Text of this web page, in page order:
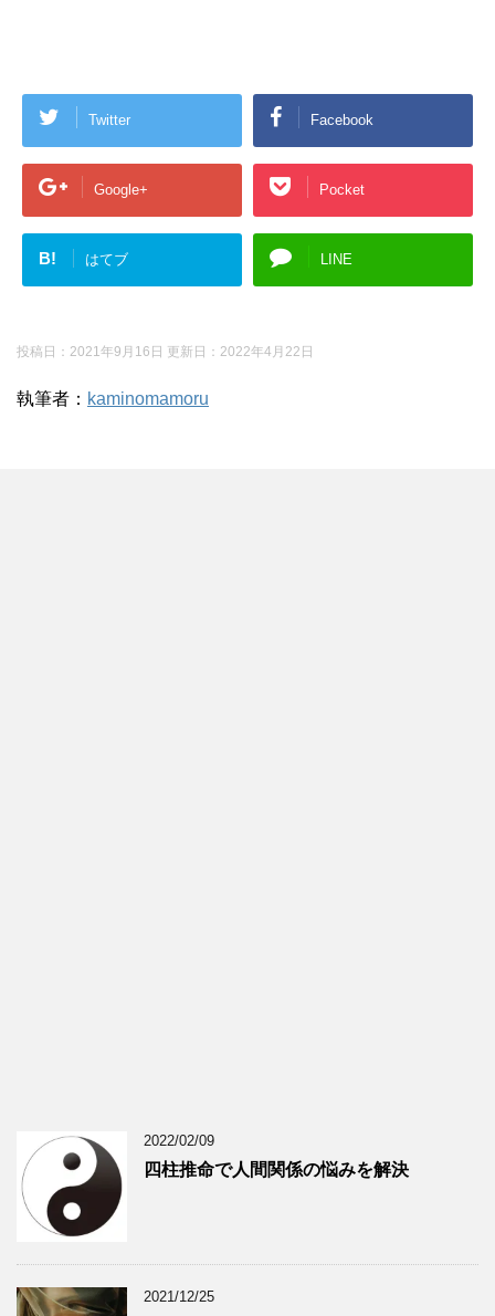
Twitter Facebook
Google+ Pocket
B! はてブ LINE
投稿日：2021年9月16日 更新日： 2022年4月22日
執筆者： kaminomamoru
2022/02/09
四柱推命で人間関係の悩みを解決
2021/12/25